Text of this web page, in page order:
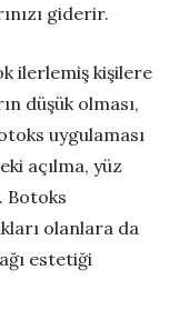
giderir.
ilerlemiş kişilere
düşük olması,
uygulaması
açılma, yüz
Botoks
olanlara da
estetiği